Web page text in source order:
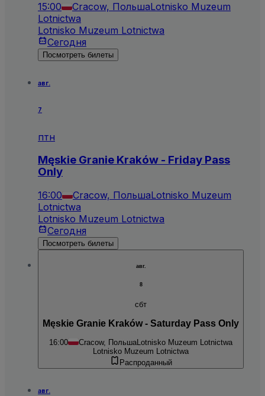
15:00 Cracow, ПольшаLotnisko Muzeum
Lotnictwa
Lotnisko Muzeum Lotnictwa
Сегодня
Посмотреть билеты
авг.
7
птн
Męskie Granie Kraków - Friday Pass
Only
16:00 Cracow, ПольшаLotnisko Muzeum
Lotnictwa
Lotnisko Muzeum Lotnictwa
Сегодня
Посмотреть билеты
авг.
8
сбт
Męskie Granie Kraków - Saturday Pass Only
16:00 Cracow, ПольшаLotnisko Muzeum Lotnictwa
Lotnisko Muzeum Lotnictwa
Распроданный
авг.